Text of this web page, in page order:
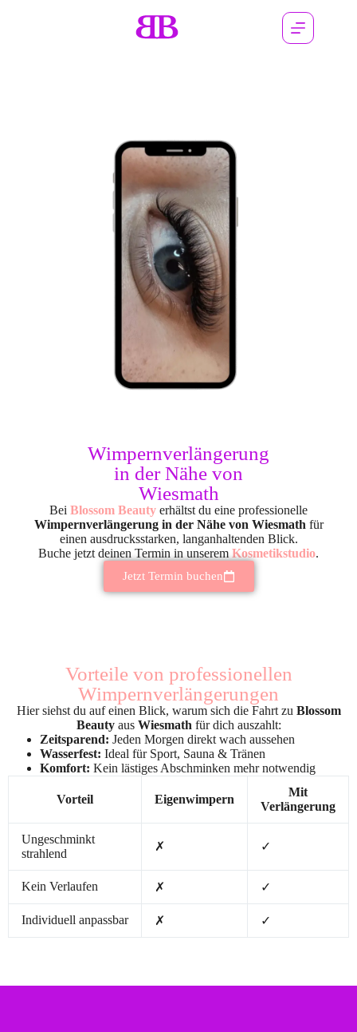
Wimpernverlängerung
in der Nähe von
Wiesmath
Bei Blossom Beauty erhältst du eine professionelle
Wimpernverlängerung in der Nähe von Wiesmath für
einen ausdrucksstarken, langanhaltenden Blick.
Buche jetzt deinen Termin in unserem Kosmetikstudio.
Jetzt Termin buchen
Vorteile von professionellen
Wimpernverlängerungen
Hier siehst du auf einen Blick, warum sich die Fahrt zu Blossom
Beautyaus Wiesmath für dich auszahlt:
Zeitsparend: Jeden Morgen direkt wach aussehen
Wasserfest: Ideal für Sport, Sauna & Tränen
Komfort: Kein lästiges Abschminken mehr notwendig
Vorteil Eigenwimpern
Mit
Verlängerung
Ungeschminkt
strahlend
✗ ✓
Kein Verlaufen ✗ ✓
Individuell anpassbar ✗ ✓